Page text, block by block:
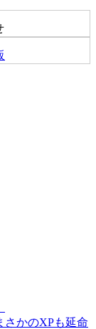
さかのXPも延命